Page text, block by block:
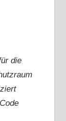
die